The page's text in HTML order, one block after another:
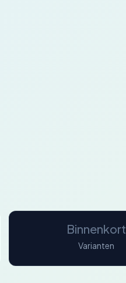
Binnenkort
Varianten